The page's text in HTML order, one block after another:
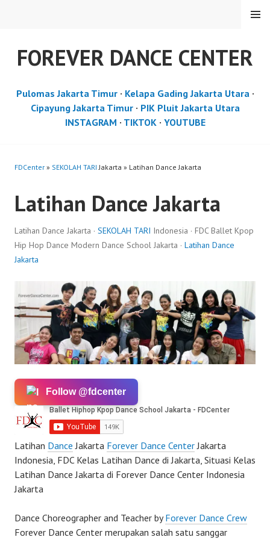
FOREVER DANCE CENTER
MENU
Pulomas Jakarta Timur· Kelapa Gading Jakarta Utara·
Cipayung Jakarta Timur· PIK Pluit Jakarta Utara
INSTAGRAM · TIKTOK· YOUTUBE
FDCenter » SEKOLAH TARI Jakarta » Latihan Dance Jakarta
Latihan Dance Jakarta
Latihan Dance Jakarta · SEKOLAH TARI Indonesia · FDC Ballet Kpop
Hip Hop Dance Modern Dance School Jakarta · Latihan Dance
Jakarta
Follow @fdcenter
Latihan Dance Jakarta Forever Dance CenterJakarta
Indonesia, FDC Kelas Latihan Dance di Jakarta, Situasi Kelas
Latihan Dance Jakarta di Forever Dance Center Indonesia
Jakarta
Dance Choreographer and Teacher byForever Dance Crew
Forever Dance Center merupakan salah satu sanggar